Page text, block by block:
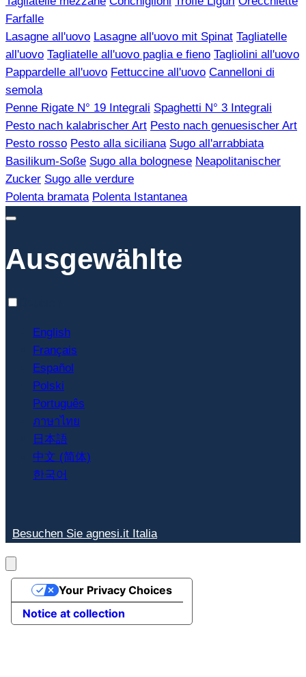
Farfalle
Lasagne all'uovo Lasagne all'uovo mit Spinat Tagliatelle
all'uovo Tagliatelle all'uovo paglia e fieno Tagliolini all'uovo
Pappardelle all'uovo Fettuccine all'uovo Cannelloni di
semola
Penne Rigate N° 19 Integrali Spaghetti N° 3 Integrali
Pesto nach kalabrischer Art Pesto nach genuesischer Art
Pesto rosso Pesto alla siciliana Sugo all'arrabbiata
Basilikum-Soße Sugo alla bolognese Neapolitanischer
Zucker Sugo alle verdure
Polenta bramata Polenta Istantanea
Ausgewählte
English
Français
Español
Polski
Português
ภาษาไทย
日本語
中文 (简体)
한국어
Besuchen Sie agnesi.it Italia
Notice at collection
Your Privacy Choices